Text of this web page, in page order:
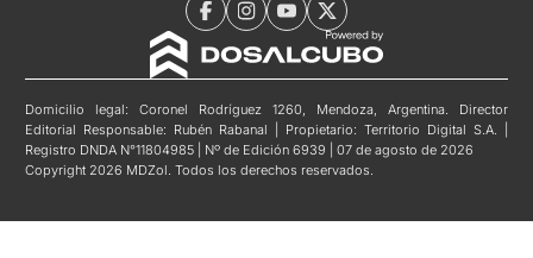
Domicilio legal: Coronel Rodríguez 1260, Mendoza, Argentina. Director
Editorial Responsable: Rubén Rabanal | Propietario: Territorio Digital S.A. |
Registro DNDA N°11804985 | Nº de Edición 6939 | 07 de agosto de 2026
Copyright 2026 MDZol. Todos los derechos reservados.